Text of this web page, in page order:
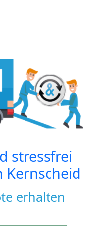
stressfrei
Kernscheid
erhalten